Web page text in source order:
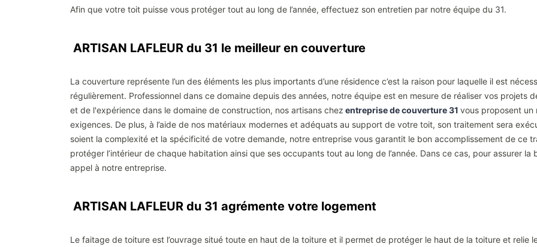
Afin que votre toit puisse vous protéger tout au long de l’année, effectuez son entretien par notre équipe du 31.
ARTISAN LAFLEUR du 31 le meilleur en couverture
La couverture représente l’un des éléments les plus importants d’une résidence c’est la raison pour laquelle il est
régulièrement. Professionnel dans ce domaine depuis des années, notre équipe est en mesure de réaliser vos projets
et de l'expérience dans le domaine de construction, nos artisans chez entreprise de couverture 31 vous proposent
exigences. De plus, à l’aide de nos matériaux modernes et adéquats au support de votre toit, son traitement sera
soient la complexité et la spécificité de votre demande, notre entreprise vous garantit le bon accomplissement de ce
protéger l’intérieur de chaque habitation ainsi que ses occupants tout au long de l’année. Dans ce cas, pour assurer
appel à notre entreprise.
ARTISAN LAFLEUR du 31 agrémente votre logement
Le faitage de toiture est l’ouvrage situé toute en haut de la toiture et il permet de protéger le haut de la toiture et relie